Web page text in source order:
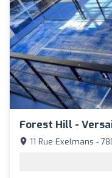
Forest Hill -
11 Rue Exelmans -